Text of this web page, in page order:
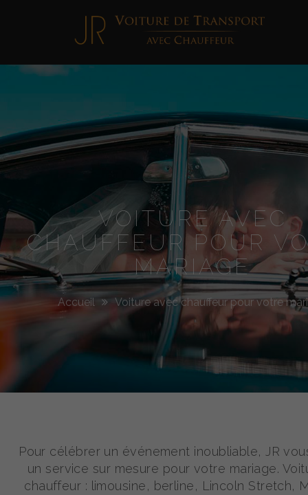
Jimmy
Roellinger
VOITURE AVEC
CHAUFFEUR POUR
MARIAGE
Accueil Voiture avec chauffeur pour votre
Pour célébrer un événement inoubliable, JR
un service sur mesure pour votre mariage.
chauffeur : limousine, berline, Lincoln Stretch,